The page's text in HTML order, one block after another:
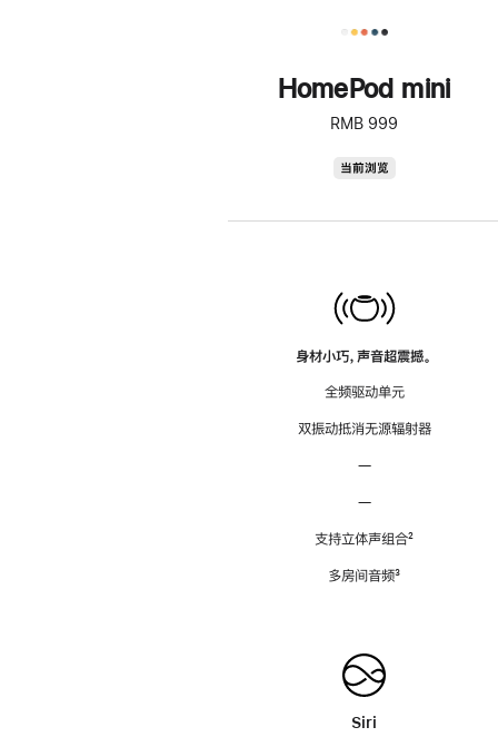
HomePod mini
RMB 999
当前浏览
身材小巧，声音超震撼。
全频驱动单元
双振动抵消无源辐射器
—
—
支持立体声组合脚
²
多房间音频脚
³
Siri